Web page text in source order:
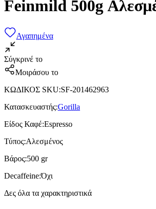
Feinmild 500g
Αγαπημένα
Σύγκρινέ το
Μοιράσου το
ΚΩΔΙΚΟΣ SKU:SF-201462963
Κατασκευαστής:Gorilla
Είδος Καφέ:Espresso
Τύπος:Αλεσμένος
Βάρος:500 gr
Decaffeine:Όχι
Δες όλα τα χαρακτηριστικά